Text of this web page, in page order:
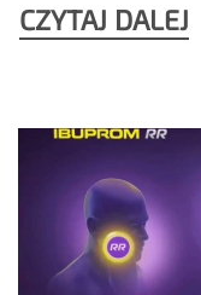
CZYTAJ DALEJ